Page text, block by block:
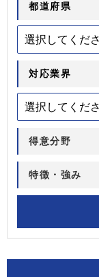
都道府県
対応業界
得意分野
特徴・強み